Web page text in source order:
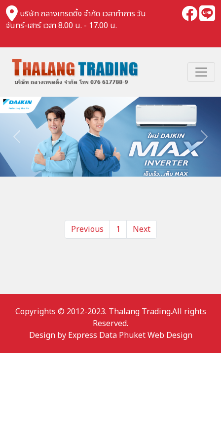
บริษัท ถลางเทรดดิ้ง จำกัด เวลาทำการ วัน
จันทร์-เสาร์ เวลา 8.00 น. - 17.00 น.
Previous Next
Previous 1 Next
Copyrights © 2012-2023. Thalang Trading.All rights
Reserved.
Design by Express Data Phuket Web Design